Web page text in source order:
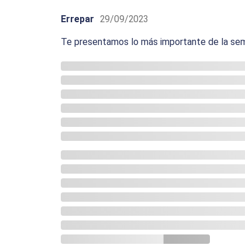
Errepar 29/09/2023
Te presentamos lo más importante de la